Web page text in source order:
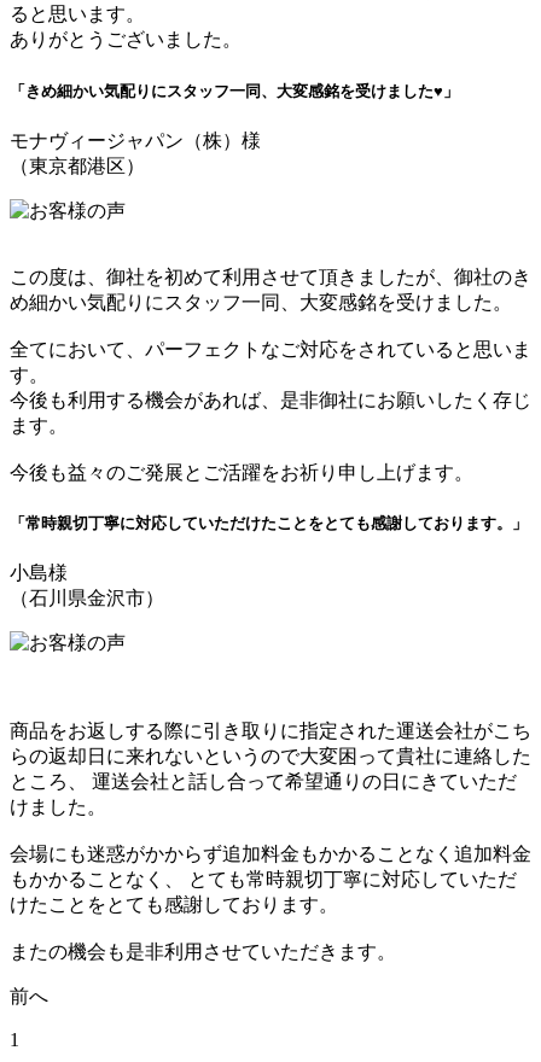
ると思います。
ありがとうございました。
「きめ細かい気配りにスタッフ一同、大変感銘を受けました♥」
モナヴィージャパン（株）様
（東京都港区）
この度は、御社を初めて利用させて頂きましたが、御社のき
め細かい気配りにスタッフ一同、大変感銘を受けました。
全てにおいて、パーフェクトなご対応をされていると思いま
す。
今後も利用する機会があれば、是非御社にお願いしたく存じ
ます。
今後も益々のご発展とご活躍をお祈り申し上げます。
「常時親切丁寧に対応していただけたことをとても感謝しております。」
小島様
（石川県金沢市）
商品をお返しする際に引き取りに指定された運送会社がこち
らの返却日に来れないというので大変困って貴社に連絡した
ところ、 運送会社と話し合って希望通りの日にきていただ
けました。
会場にも迷惑がかからず追加料金もかかることなく追加料金
もかかることなく、 とても常時親切丁寧に対応していただ
けたことをとても感謝しております。
またの機会も是非利用させていただきます。
前へ
1